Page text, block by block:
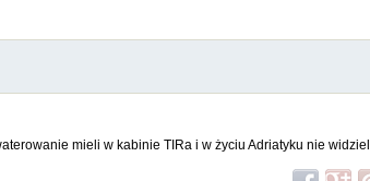
mieli w kabinie TIRa i w życiu Adriatyku nie